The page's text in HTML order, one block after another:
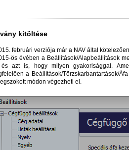
kitöltése
februári verziója már a NAV által
ös évében a Beállítások/Alapbeállítások
azt is, hogy milyen gyakorisággal.
a Beállítások/Törzskarbantartások/
módon végezheti el.